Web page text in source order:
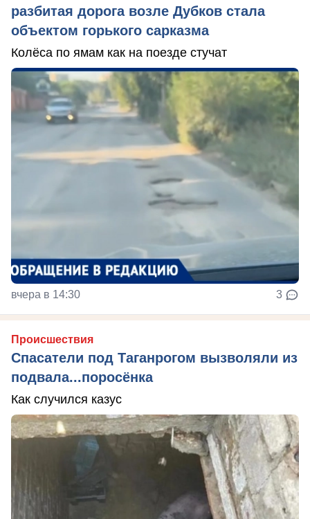
разбитая дорога возле Дубков стала
объектом горького сарказма
Колёса по ямам как на поезде стучат
вчера в 14:30 3
Происшествия
Спасатели под Таганрогом вызволяли из
подвала...поросёнка
Как случился казус